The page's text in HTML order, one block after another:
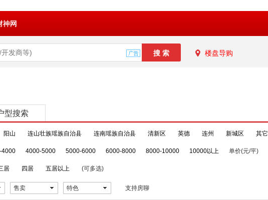
神网
楼盘导购
型搜索
阳山 连山壮族瑶族自治县 连南瑶族自治县 清新区 英德 连州 新城区 其它
4000 4000-5000 5000-6000 6000-8000 8000-10000 10000以上 单价(元/平)
居 四居 五居以上 (可多选)
售卖 特色 支持房聊